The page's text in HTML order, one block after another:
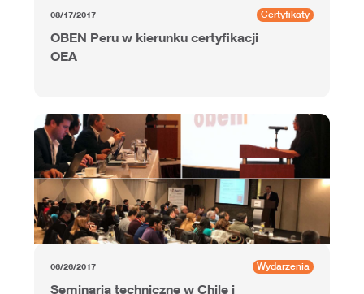
08/17/2017 Certyfikaty
OBEN Peru w kierunku certyfikacji
OEA
06/26/2017 Wydarzenia
Seminaria techniczne w Chile i